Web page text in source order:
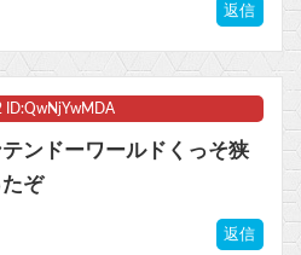
【ラブライブ！】【画像】恥ずかしがるメイちゃんの破壊力ｗｗｗｗｗｗｗｗｗｗ他
へ。ドル円は147円に
返信
ID:QwNjYwMDA
ンドーワールドくっそ狭
ぞ
返信